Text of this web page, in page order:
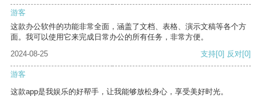
游客
这款办公软件的功能非常全面，涵盖了文档、表格、演示文稿等各个方
面。我可以使用它来完成日常办公的所有任务，非常方便。
2024-08-25
支持[0] 反对[0]
游客
这款app是我娱乐的好帮手，让我能够放松身心，享受美好时光。